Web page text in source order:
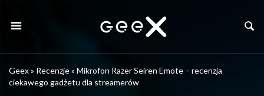
Geex» Recenzje» Mikrofon Razer Seiren Emote – recenzja
ciekawego gadżetu dla streamerów